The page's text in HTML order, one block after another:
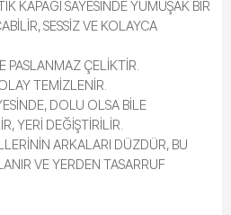
KAPAĞI SAYESİNDE YUMUŞAK BİR
SESSİZ VE KOLAYCA
PASLANMAZ ÇELİKTİR.
TEMİZLENİR.
DOLU OLSA BİLE
YERİ DEĞİŞTİRİLİR.
ARKALARI DÜZDÜR, BU
VE YERDEN TASARRUF